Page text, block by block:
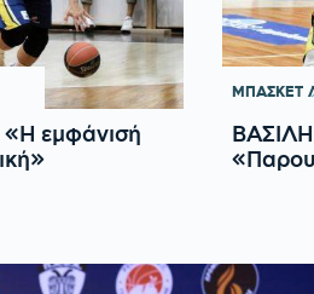
εμφάνισή
ΜΠΑΣΚΕΤ